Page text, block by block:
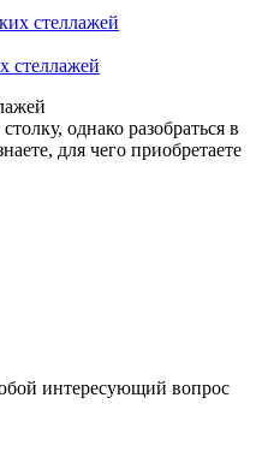
стеллажей
однако разобраться в
для чего приобретаете
интересующий вопрос